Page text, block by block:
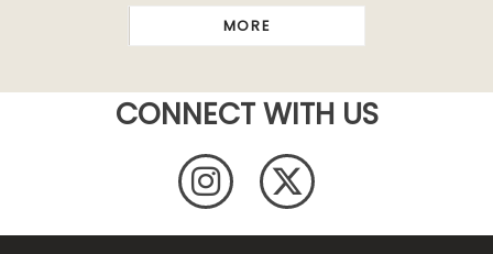
MORE
CONNECT WITH US